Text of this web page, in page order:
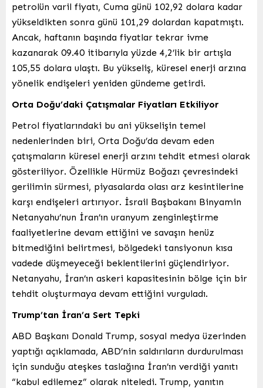
petrolün varil fiyatı, Cuma günü 102,92 dolara kadar
yükseldikten sonra günü 101,29 dolardan kapatmıştı.
Ancak, haftanın başında fiyatlar tekrar ivme
kazanarak 09.40 itibarıyla yüzde 4,2’lik bir artışla
105,55 dolara ulaştı. Bu yükseliş, küresel enerji arzına
yönelik endişeleri yeniden gündeme getirdi.
Orta Doğu’daki Çatışmalar Fiyatları Etkiliyor
Petrol fiyatlarındaki bu ani yükselişin temel
nedenlerinden biri, Orta Doğu’da devam eden
çatışmaların küresel enerji arzını tehdit etmesi olarak
gösteriliyor. Özellikle Hürmüz Boğazı çevresindeki
gerilimin sürmesi, piyasalarda olası arz kesintilerine
karşı endişeleri artırıyor. İsrail Başbakanı Binyamin
Netanyahu’nun İran’ın uranyum zenginleştirme
faaliyetlerine devam ettiğini ve savaşın henüz
bitmediğini belirtmesi, bölgedeki tansiyonun kısa
vadede düşmeyeceği beklentilerini güçlendiriyor.
Netanyahu, İran’ın askeri kapasitesinin bölge için bir
tehdit oluşturmaya devam ettiğini vurguladı.
Trump’tan İran’a Sert Tepki
ABD Başkanı Donald Trump, sosyal medya üzerinden
yaptığı açıklamada, ABD’nin saldırıların durdurulması
için sunduğu ateşkes taslağına İran’ın verdiği yanıtı
“kabul edilemez” olarak niteledi. Trump, yanıtın